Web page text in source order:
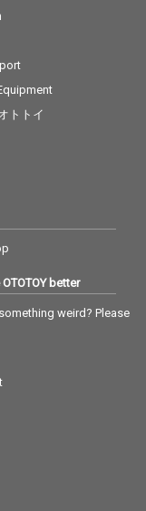
トトイ
OTOTOY better
weird? Please